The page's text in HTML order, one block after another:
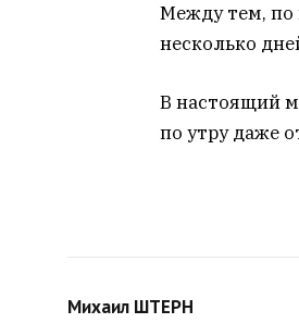
Между тем, по
несколько
В настоящий
по утру даже
Михаил ШТЕРН